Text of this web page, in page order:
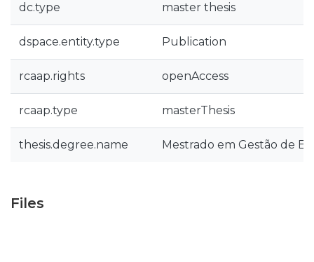
dc.type master thesis
dspace.entity.type Publication
rcaap.rights openAccess
rcaap.type masterThesis
thesis.degree.name Mestrado em Gestão de
Files